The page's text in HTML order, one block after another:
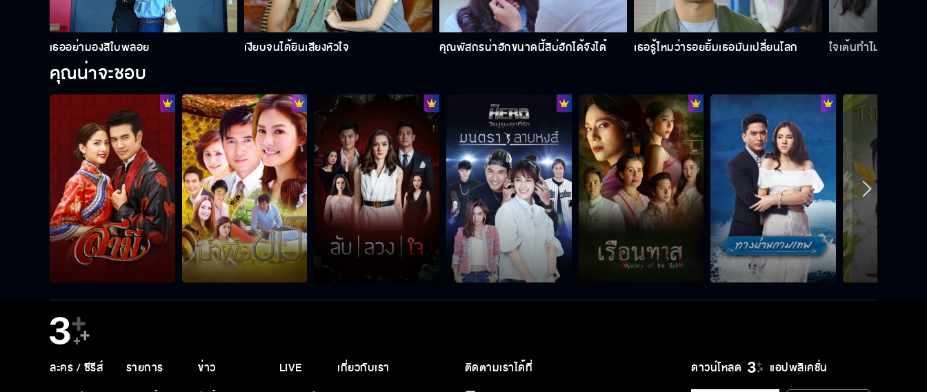
เธออย่ามองสิใบพลอย เงียบจนได้ยินเสียงหัวใจ คุณพัสกรน่าฮักขนาดนี้สิบ่ฮักได้จังได๋ เธอรู้ไหมว่ารอยยิ้มเธอมันเปลี่ยนโลก ใจเต้นทำไมเนี่ย
คุณน่าจะชอบ
ดาวน์โหลด แอปพลิเคชั่น
ละคร / ซีรีส์ รายการ ข่าว LIVE เกี่ยวกับเรา ติดตามเราได้ที่